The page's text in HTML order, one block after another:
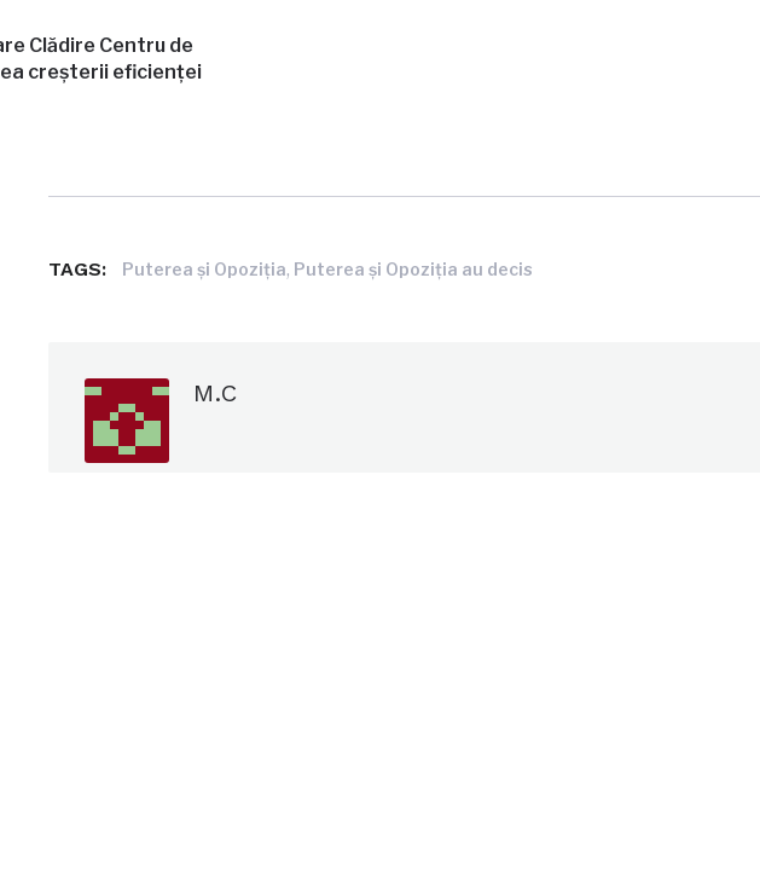
Clădire Centru de
creșterii eficienței
TAGS: Puterea şi Opoziţia, Puterea şi Opoziţia au decis
M.C